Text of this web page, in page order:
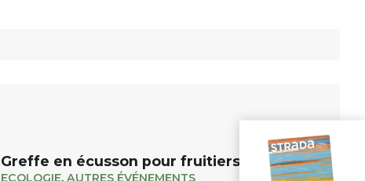
Greffe en écusson pour fruitiers et rosiers
ECOLOGIE, AUTRES ÉVÉNEMENTS